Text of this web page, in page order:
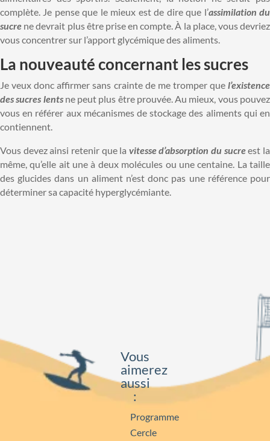
complète. Je pense que le mieux est de dire que l’assimilation du
sucre ne devrait plus être prise en compte. À la place, vous devriez
vous concentrer sur l’apport glycémique des aliments.
La nouveauté concernant les sucres
Je veux donc affirmer sans crainte de me tromper que l’existence
des sucres lentsne peut plus être prouvée. Au mieux, vous pouvez
vous en référer aux mécanismes de stockage des aliments qui en
contiennent.
Vous devez ainsi retenir que la vitesse d’absorption du sucreest la
même, qu’elle ait une à deux molécules ou une centaine. La taille
des glucides dans un aliment n’est donc pas une référence pour
déterminer sa capacité hyperglycémiante.
Vous
aimerez
aussi
:
Programme
Cercle